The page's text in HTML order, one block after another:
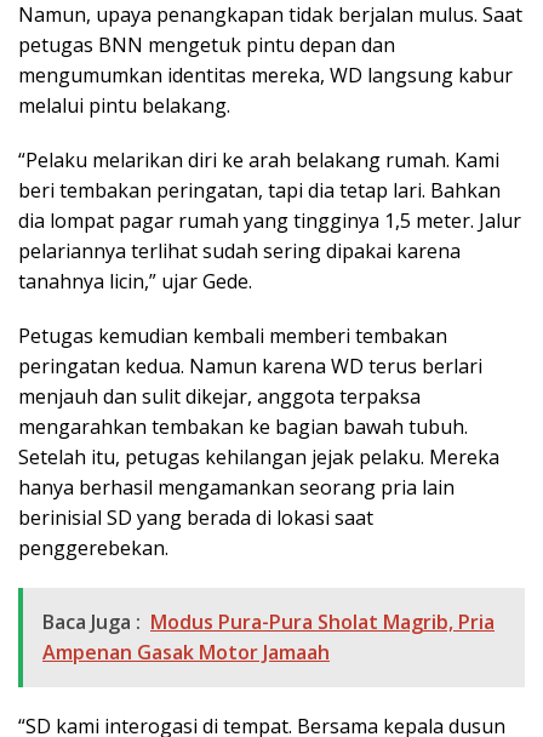
Namun, upaya penangkapan tidak berjalan mulus. Saat
petugas BNN mengetuk pintu depan dan
mengumumkan identitas mereka, WD langsung kabur
melalui pintu belakang.
“Pelaku melarikan diri ke arah belakang rumah. Kami
beri tembakan peringatan, tapi dia tetap lari. Bahkan
dia lompat pagar rumah yang tingginya 1,5 meter. Jalur
pelariannya terlihat sudah sering dipakai karena
tanahnya licin,” ujar Gede.
Petugas kemudian kembali memberi tembakan
peringatan kedua. Namun karena WD terus berlari
menjauh dan sulit dikejar, anggota terpaksa
mengarahkan tembakan ke bagian bawah tubuh.
Setelah itu, petugas kehilangan jejak pelaku. Mereka
hanya berhasil mengamankan seorang pria lain
berinisial SD yang berada di lokasi saat
penggerebekan.
Baca Juga : Modus Pura-Pura Sholat Magrib, Pria
Ampenan Gasak Motor Jamaah
“SD kami interogasi di tempat. Bersama kepala dusun